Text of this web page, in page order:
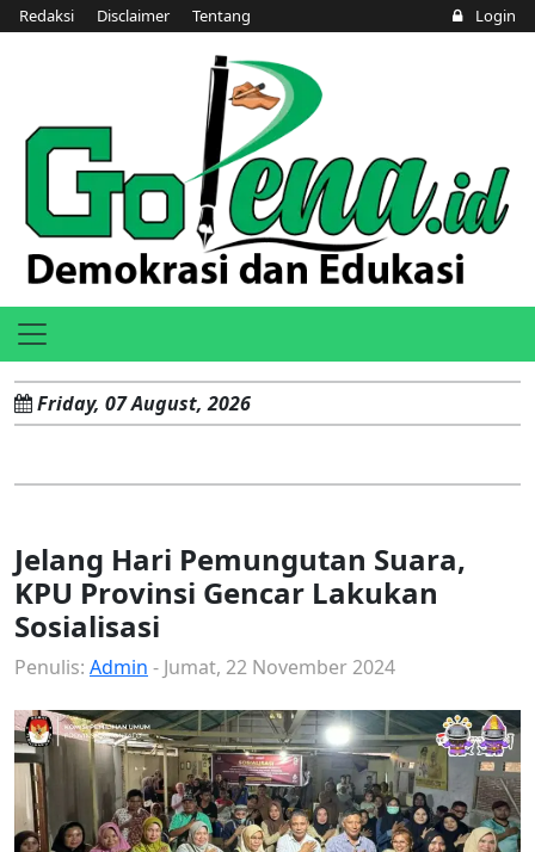
Redaksi Disclaimer Tentang Login
Friday, 07 August, 2026
Jelang Hari Pemungutan Suara,
KPU Provinsi Gencar Lakukan
Sosialisasi
Penulis: Admin - Jumat, 22 November 2024